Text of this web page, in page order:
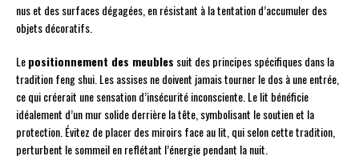
nus et des surfaces dégagées, en résistant à la tentation d’accumuler des
objets décoratifs.
Lepositionnement des meubles suit des principes spécifiques dans la
tradition feng shui. Les assises ne doivent jamais tourner le dos à une entrée,
ce qui créerait une sensation d’insécurité inconsciente. Le lit bénéficie
idéalement d’un mur solide derrière la tête, symbolisant le soutien et la
protection. Évitez de placer des miroirs face au lit, qui selon cette tradition,
perturbent le sommeil en reflétant l’énergie pendant la nuit.